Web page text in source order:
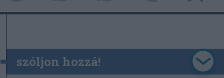
szóljon hozzá!